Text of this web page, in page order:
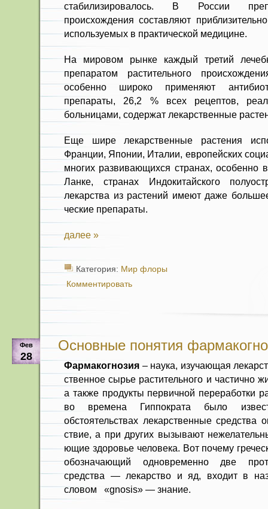
стабилизировалось. В России
происхождения составляют
используемых в практи­ческой медицине.
На мировом рынке каждый третий
препара­том растительного
особенно широко при­меняют
препараты, 26,2 % всех рецептов,
больницами, содержат лекарственные
Еще шире лекарственные растения
Франции, Япо­нии, Италии, европейских
многих развива­ющихся странах,
Ланке, странах Индо­китайского
лекарства из растений имеют даже
ческие препараты.
далее »
Категория: Мир флоры
Комментировать
Фев
28
Основные понятия
Фармакогнозия – наука, изуча­ющая
ственное сырье растительного и частично
а также продукты первичной переработ­ки
во вре­мена Гиппократа было
обстоятельствах лекарствен­ные
ствие, а при других вызывают
ющие здоровье человека. Вот почему
обоз­начающий одновременно две
средства — лекар­ство и яд, входит в
словом «gnosis» — знание.